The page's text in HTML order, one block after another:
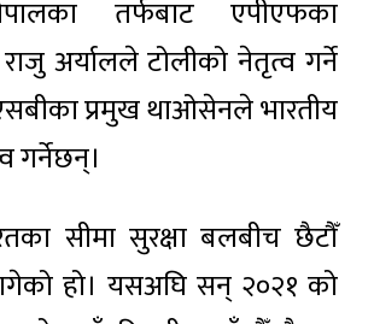
तर्फबाट एपीएफका
राजु अर्यालले टोलीको नेतृत्व गर्ने
प्रमुख थाओसेनले भारतीय
गर्नेछन्।
सीमा सुरक्षा बलबीच छैटौँ
हो। यसअघि सन् २०२१ को